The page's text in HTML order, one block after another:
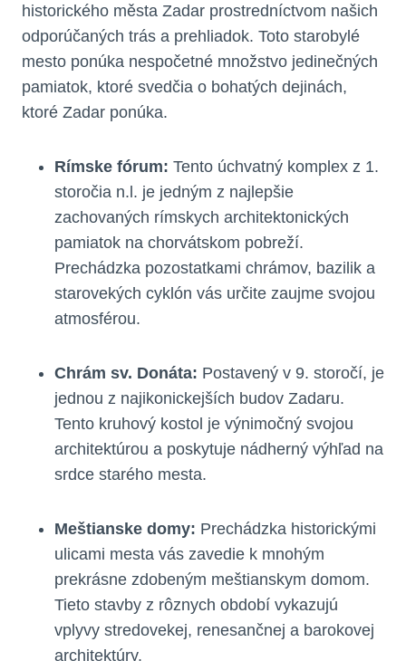
historického města Zadar prostredníctvom našich
odporúčaných trás a prehliadok. Toto starobylé
mesto ponúka nespočetné množstvo jedinečných
pamiatok, ktoré svedčia o bohatých dejinách,
ktoré Zadar ponúka.
Rímske fórum: Tento úchvatný komplex z 1.
storočia n.l. je jedným z najlepšie
zachovaných rímskych architektonických
pamiatok na chorvátskom pobreží.
Prechádzka pozostatkami chrámov, bazilik a
starovekých cyklón vás určite zaujme svojou
atmosférou.
Chrám sv. Donáta: Postavený v 9. storočí, je
jednou z najikonickejších budov Zadaru.
Tento kruhový kostol je výnimočný svojou
architektúrou a poskytuje nádherný výhľad na
srdce starého mesta.
Meštianske domy: Prechádzka historickými
ulicami mesta vás zavedie k mnohým
prekrásne zdobeným meštianskym domom.
Tieto stavby z rôznych období vykazujú
vplyvy stredovekej, renesančnej a barokovej
architektúry.